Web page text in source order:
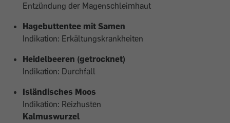
Entzündung der Magenschleimhaut
Hagebuttentee mit Samen
Indikation: Erkältungskrankheiten
Heidelbeeren (getrocknet)
Indikation: Durchfall
Isländisches Moos
Indikation: Reizhusten
Kalmuswurzel